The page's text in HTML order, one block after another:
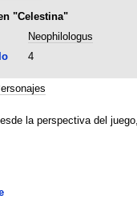
"Celestina"
Neophilologus
4
la perspectiva del